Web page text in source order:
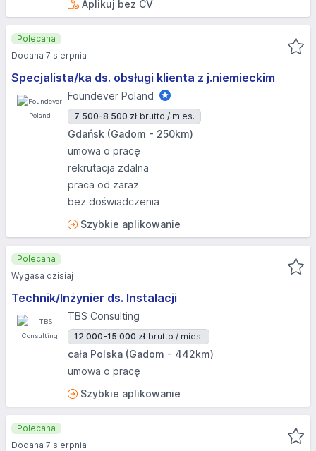
Aplikuj bez CV
Specjalista/ka ds. obsługi klienta z j.niemieckim
Foundever Poland
7 500-8 500 zł brutto / mies.
Gdańsk (Gadom - 250km)
umowa o pracę
rekrutacja zdalna
praca od zaraz
bez doświadczenia
Szybkie aplikowanie
Polecana
Dodana 7 sierpnia
Technik/Inżynier ds. Instalacji
TBS Consulting
12 000-15 000 zł brutto / mies.
cała Polska (Gadom - 442km)
umowa o pracę
Szybkie aplikowanie
Polecana
Wygasa dzisiaj
Polecana
Dodana 7 sierpnia